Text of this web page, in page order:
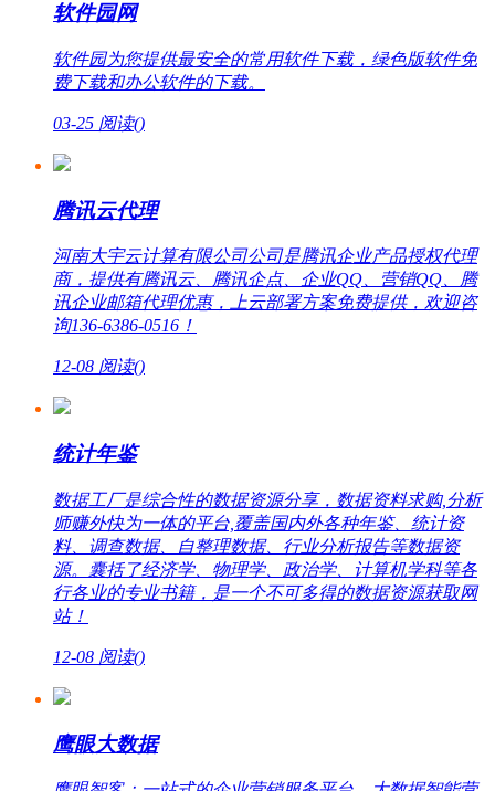
软件园网
软件园为您提供最安全的常用软件下载，绿色版软件免
费下载和办公软件的下载。
03-25 阅读()
腾讯云代理
河南大宇云计算有限公司公司是腾讯企业产品授权代理
商，提供有腾讯云、腾讯企点、企业QQ、营销QQ、腾
讯企业邮箱代理优惠，上云部署方案免费提供，欢迎咨
询136-6386-0516！
12-08 阅读()
统计年鉴
数据工厂是综合性的数据资源分享，数据资料求购,分析
师赚外快为一体的平台,覆盖国内外各种年鉴、统计资
料、调查数据、自整理数据、行业分析报告等数据资
源。囊括了经济学、物理学、政治学、计算机学科等各
行各业的专业书籍，是一个不可多得的数据资源获取网
站！
12-08 阅读()
鹰眼大数据